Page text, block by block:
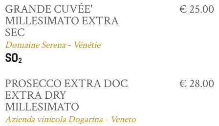
GRANDE CUVÉE'
MILLESIMATO EXTRA
SEC
Domaine Serena - Vénétie
€ 25.00
PROSECCO EXTRA DOC
EXTRA DRY
MILLESIMATO
Azienda vinicola Dogarina - Veneto
€ 28.00